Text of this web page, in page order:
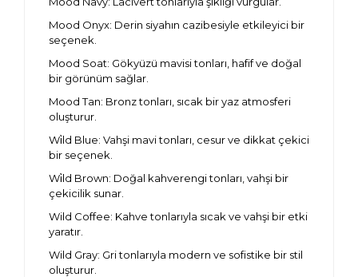
Mood Onyx: Derin siyahın cazibesiyle etkileyici bir
seçenek.
Mood Soat: Gökyüzü mavisi tonları, hafif ve doğal
bir görünüm sağlar.
Mood Tan: Bronz tonları, sıcak bir yaz atmosferi
oluşturur.
Wi̇ld Blue: Vahşi mavi tonları, cesur ve dikkat çekici
bir seçenek.
Wi̇ld Brown: Doğal kahverengi tonları, vahşi bir
çekicilik sunar.
Wild Coffee: Kahve tonlarıyla sıcak ve vahşi bir etki
yaratır.
Wild Gray: Gri tonlarıyla modern ve sofistike bir stil
oluşturur.